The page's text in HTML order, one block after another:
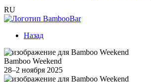
RU
Назад
Bamboo Weekend
28–2 ноября 2025